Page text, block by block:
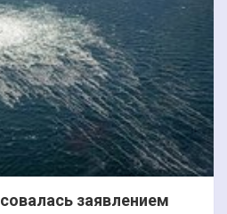
заявлением